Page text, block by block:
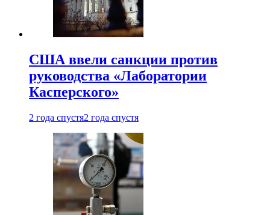
США ввели санкции против
руководства «Лаборатории
Касперского»
2 года спустя2 года спустя